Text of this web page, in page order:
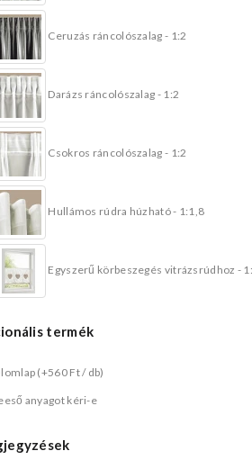
Ceruzás ráncolószalag - 1:2
Darázs ráncolószalag - 1:2
Csokros ráncolószalag - 1:2
Hullámos rúdra húzható - 1:1,8
Egyszerű körbeszegés vitrázsrúdhoz -
termék
(+560 Ft / db)
anyagot kéri-e